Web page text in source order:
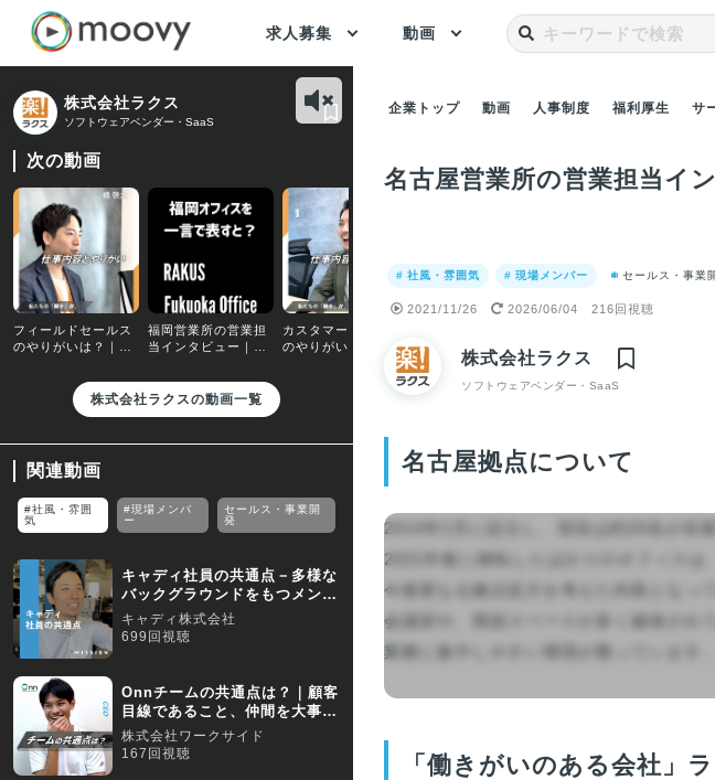
求人募集 動画
株式会社ラクス
ソフトウェアベンダー・SaaS
次の動画
フィールドセールス
のやりがいは？｜顧
て幅広い提案を行え
福岡営業所の営業担
当インタビュー｜福
表すと？
カスタマーサクセス
のやりがいは？｜楽
楽精算CSリーダーが
語る、仕事の面白さ
り安心して働けるオ
フィス環境と就業環
境の整備に取り組ん
でいます
でSaaS事業のCSに
携わっていた私がラ
クスのCSを選んだ理
由
株式会社ラクスの動画一覧
関連動画
#社風・雰囲
気
#現場メンバ
ー
セールス・事業開
発
キャディ社員の共通点－多様な
バックグラウンドをもつメンバ
ーがいる中で共通すること
キャディ株式会社
699回視聴
Onnチームの共通点は？｜顧客
目線であること、仲間を大事に
できる組織です！
株式会社ワークサイド
167回視聴
企業トップ 動画 人事制度 福利厚生 サ
名古屋営業所の営業担当イ
# 社風・雰囲気 # 現場メンバー セールス・事業
2021/11/26 2026/06/04 216回視聴
株式会社ラクス
ソフトウェアベンダー・SaaS
名古屋拠点について
2014年1月に設立し、現在は約20名が在
2021年春に移転したばかりのオフィスは、
今後更なる拠点拡大を考えた内装となっ
会議室や、商談スペースが多く確保されて
業務に集中しやすい環境が整っています
「働きがいのある会社」